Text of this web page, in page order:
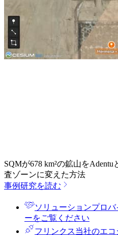
SQMが678 km²の鉱山を
査ゾーンに変えた方法
事例研究を読む
ソリューションプロバ
ーをご覧ください
フリンクス当社のエ